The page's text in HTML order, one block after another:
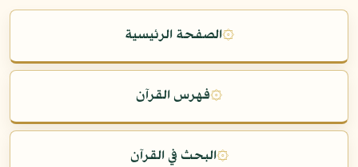
۞الصفحة الرئيسية
۞فهرس القرآن
۞البحث في القرآن